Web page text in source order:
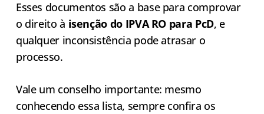
Esses documentos são a base para comprovar
o direito à isenção do IPVA RO para PcD, e
qualquer inconsistência pode atrasar o
processo.
Vale um conselho importante: mesmo
conhecendo essa lista, sempre confira os